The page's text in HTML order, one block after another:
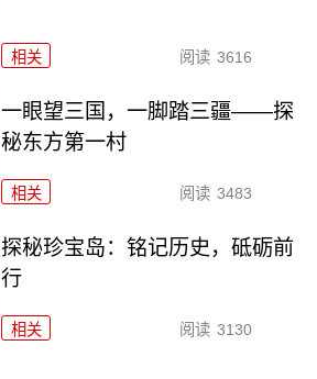
相关 阅读 3616
一眼望三国，一脚踏三疆——探
秘东方第一村
相关 阅读 3483
探秘珍宝岛：铭记历史，砥砺前
行
相关 阅读 3130